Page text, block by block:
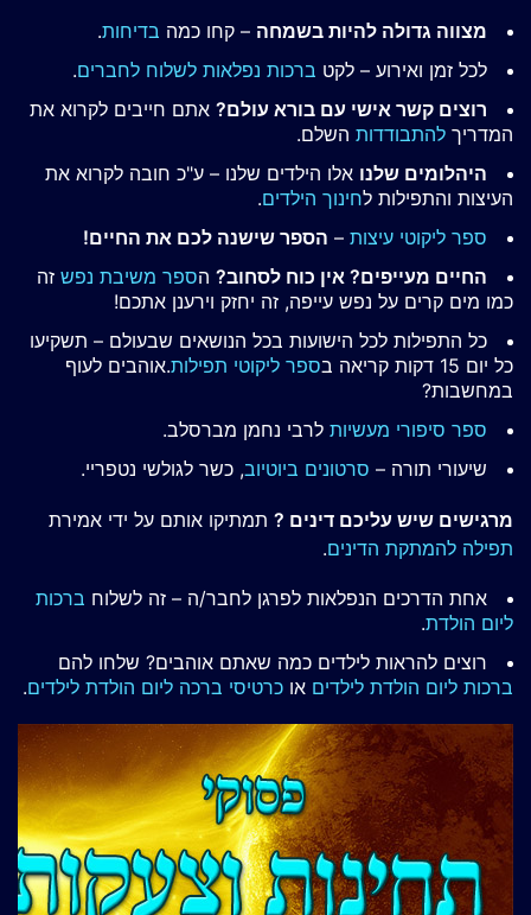
מצווה גדולה להיות בשמחה – קחו כמה בדיחות.
לכל זמן ואירוע – לקט ברכות נפלאות לשלוח לחברים.
רוצים קשר אישי עם בורא עולם? אתם חייבים לקרוא את
המדריך להתבודדות השלם.
היהלומים שלנו אלו הילדים שלנו – ע"כ חובה לקרוא את
העיצות והתפילות לחינוך הילדים.
ספר ליקוטי עיצות – הספר שישנה לכם את החיים!
החיים מעייפים? אין כוח לסחוב? הספר משיבת נפש זה
כמו מים קרים על נפש עייפה, זה יחזק וירענן אתכם!
כל התפילות לכל הישועות בכל הנושאים שבעולם – תשקיעו
כל יום 15 דקות קריאה ב
ספר ליקוטי תפילות.אוהבים לעוף
במחשבות?
ספר סיפורי מעשיות לרבי נחמן מברסלב.
שיעורי תורה – סרטונים ביוטיוב, כשר לגולשי נטפריי.
מרגישים שיש עליכם דינים ? תמתיקו אותם על ידי אמירת
תפילה להמתקת הדינים.
אחת הדרכים הנפלאות לפרגן לחבר/ה – זה לשלוח ברכות
ליום הולדת.
רוצים להראות לילדים כמה שאתם אוהבים? שלחו להם
ברכות ליום הולדת לילדים או כרטיסי ברכה ליום הולדת לילדים.